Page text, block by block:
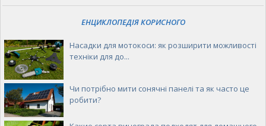
ЕНЦИКЛОПЕДІЯ КОРИСНОГО
Насадки для мотокоси: як розширити можливості
техніки для до...
Чи потрібно мити сонячні панелі та як часто це
робити?